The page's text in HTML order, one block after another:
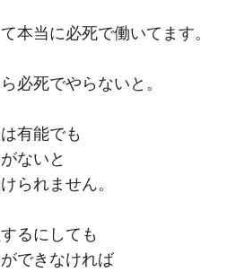
本当に必死で働いてます。
必死でやらないと。
有能でも
ないと
られません。
るにしても
できなければ